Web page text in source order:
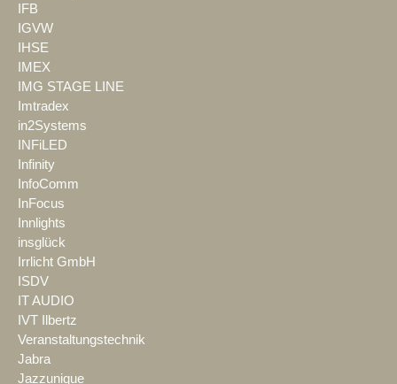
IFB
IGVW
IHSE
IMEX
IMG STAGE LINE
Imtradex
in2Systems
INFiLED
Infinity
InfoComm
InFocus
Innlights
insglück
Irrlicht GmbH
ISDV
IT AUDIO
IVT Ilbertz
Veranstaltungstechnik
Jabra
Jazzunique